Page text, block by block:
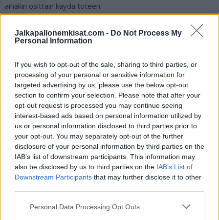
Jalkapallonemkisat.com - Do Not Process My
Personal Information
If you wish to opt-out of the sale, sharing to third parties, or
processing of your personal or sensitive information for
targeted advertising by us, please use the below opt-out
section to confirm your selection. Please note that after your
opt-out request is processed you may continue seeing
interest-based ads based on personal information utilized by
us or personal information disclosed to third parties prior to
your opt-out. You may separately opt-out of the further
disclosure of your personal information by third parties on the
IAB’s list of downstream participants. This information may
also be disclosed by us to third parties on the IAB’s List of
Downstream Participants that may further disclose it to other
Personal Data Processing Opt Outs
ainakin osittain käydä toteen.
Em-kisat käynnistyvät 14. kesäkuuta Saksassa. Espanjan on
tarkoitus pelata B-lohkossa yhdessä Kroatian, Italian ja
otteluohjelman , jonka kautta voit tutustua turnauksen
rakenteeseen tarkemmin.
ja teki kovan päätöksen – Ruotsi
Evertonin Vitali Mykolenko